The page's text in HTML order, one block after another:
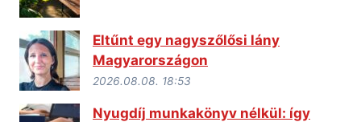
Eltűnt egy nagyszőlősi lány
Magyarországon
2026.08.08. 18:53
Nyugdíj munkakönyv nélkül: így